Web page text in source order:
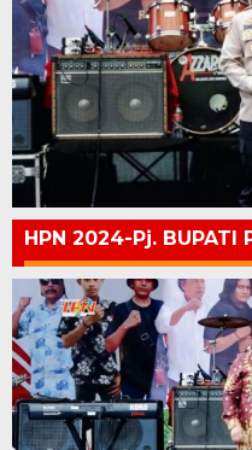
HPN 2024-Pj. BUPATI